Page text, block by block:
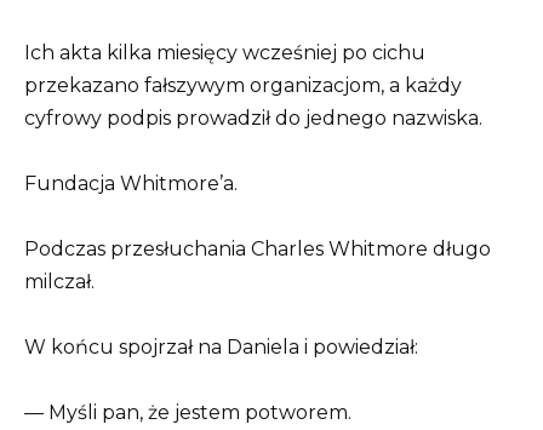
Ich akta kilka miesięcy wcześniej po cichu
przekazano fałszywym organizacjom, a każdy
cyfrowy podpis prowadził do jednego nazwiska.
Fundacja Whitmore’a.
Podczas przesłuchania Charles Whitmore długo
milczał.
W końcu spojrzał na Daniela i powiedział:
— Myśli pan, że jestem potworem.